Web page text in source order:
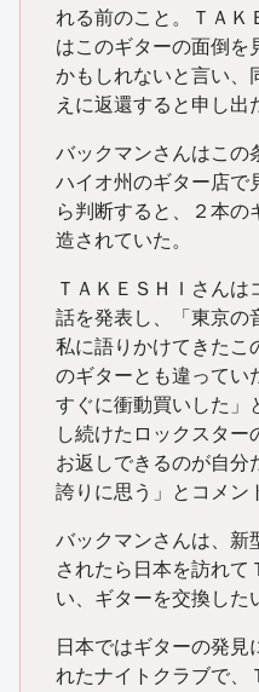
れる前のこと。ＴＡＫ
はこのギターの面倒を
かもしれないと言い、
えに返還すると申し出
バックマンさんはこの
ハイオ州のギター店で
ら判断すると、２本の
造されていた。
ＴＡＫＥＳＨＩさん
話を発表し、「東京の
私に語りかけてきたこ
のギターとも違ってい
すぐに衝動買いした」
し続けたロックスター
お返しできるのが自分
誇りに思う」とコメン
バックマンさんは、新
されたら日本を訪れて
い、ギターを交換した
日本ではギターの発見
れたナイトクラブで、